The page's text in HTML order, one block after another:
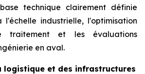
technique clairement définie
l'échelle industrielle, l'optimisation
traitement et les évaluations
en aval.
logistique et des infrastructures